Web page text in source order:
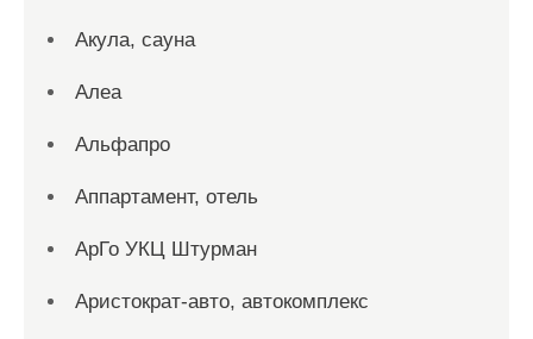
Акула, сауна
Алеа
Альфапро
Аппартамент, отель
АрГо УКЦ Штурман
Аристократ-авто, автокомплекс